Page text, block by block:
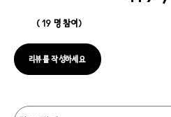
19 명 참여
리뷰를 작성하세요